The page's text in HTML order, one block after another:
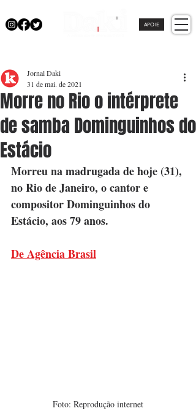
APOIE
Morre no Rio o intérprete
de samba Dominguinhos do
Estácio
Jornal Daki
31 de mai. de 2021
Morreu na madrugada de hoje (31),
no Rio de Janeiro, o cantor e
compositor Dominguinhos do
Estácio, aos 79 anos.
De Agência Brasil
Foto: Reprodução internet